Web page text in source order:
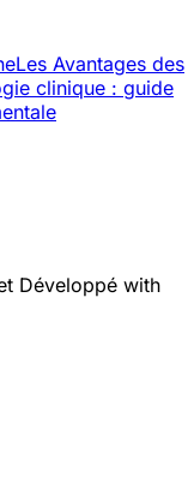
Les Avantages des
clinique : guide
Développé with